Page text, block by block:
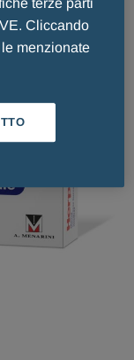
terze parti
Cliccando
menzionate